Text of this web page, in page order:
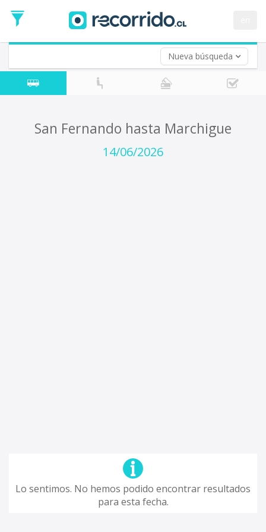
Nueva búsqueda
de
Ida
Vuelta (opcional)
Fecha
de
San Fernando hasta Marchigue
14/06/2026
Lo sentimos. No hemos podido encontrar resultados
para esta fecha.